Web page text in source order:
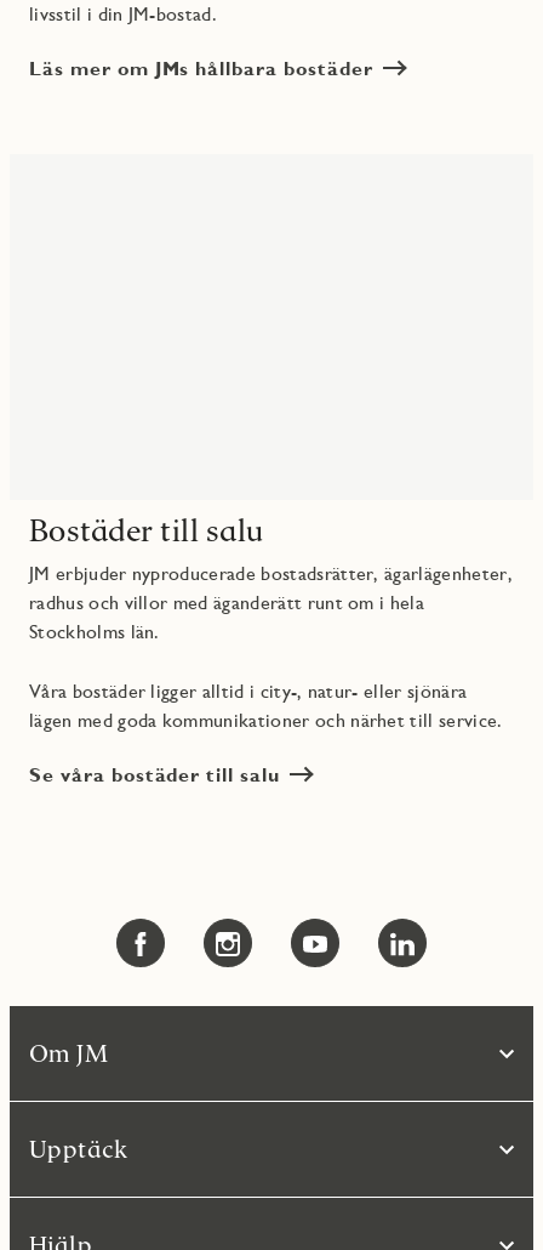
livsstil i din JM-bostad.
Läs mer om JMs hållbara bostäder
Bostäder till salu
JM erbjuder nyproducerade bostadsrätter, ägarlägenheter,
radhus och villor med äganderätt runt om i hela
Stockholms län.
Våra bostäder ligger alltid i city-, natur- eller sjönära
lägen med goda kommunikationer och närhet till service.
Se våra bostäder till salu
Om JM
Upptäck